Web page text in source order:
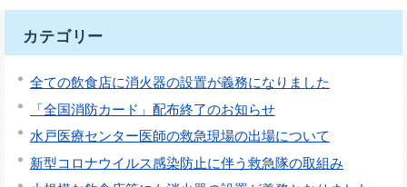
カテゴリー
全ての飲食店に消火器の設置が義務になりました
「全国消防カード」配布終了のお知らせ
水戸医療センター医師の救急現場の出場について
新型コロナウイルス感染防止に伴う救急隊の取組み